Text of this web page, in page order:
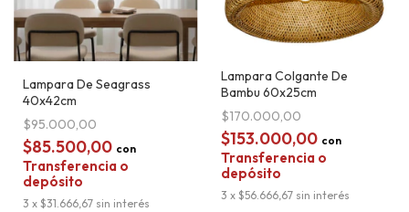
Lampara De Seagrass
40x42cm
$95.000,00
$85.500,00 con
Transferencia o
depósito
3 x $31.666,67 sin interés
Lampara Colgante De
Bambu 60x25cm
$170.000,00
$153.000,00 con
Transferencia o
depósito
3 x $56.666,67 sin interés